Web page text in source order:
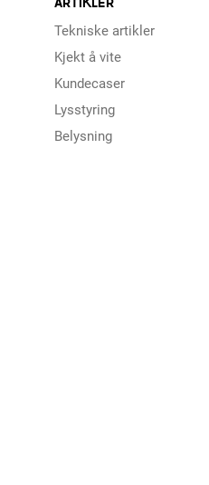
Tekniske artikler
Kjekt å vite
Kundecaser
Lysstyring
Belysning